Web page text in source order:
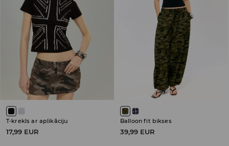
T-krekls ar aplikāciju
17,99 EUR
Balloon fit bikses
39,99 EUR